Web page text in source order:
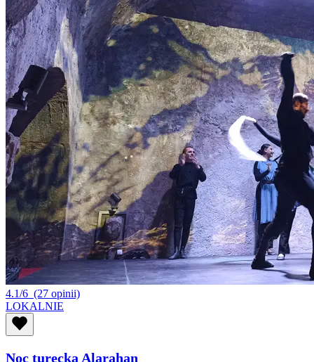
4.1/6 (27 opinii)
LOKALNIE
Noc turecka Alarahan